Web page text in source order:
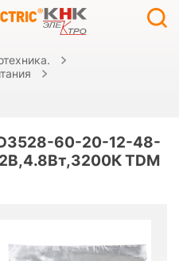
60-20-12-48-
TDM